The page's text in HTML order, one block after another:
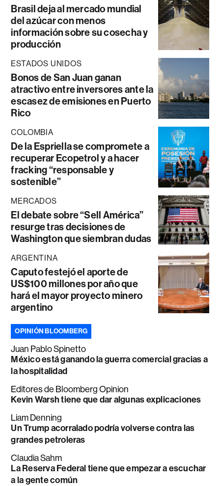
Brasil deja al mercado mundial
del azúcar con menos
información sobre su cosecha y
producción
ESTADOS UNIDOS
Bonos de San Juan ganan
atractivo entre inversores ante la
escasez de emisiones en Puerto
Rico
COLOMBIA
De la Espriella se compromete a
recuperar Ecopetrol y a hacer
fracking “responsable y
sostenible”
MERCADOS
El debate sobre “Sell América”
resurge tras decisiones de
Washington que siembran dudas
ARGENTINA
Caputo festejó el aporte de
US$100 millones por año que
hará el mayor proyecto minero
argentino
OPINIÓN BLOOMBERG
Juan Pablo Spinetto
México está ganando la guerra comercial gracias a
la hospitalidad
Editores de Bloomberg Opinion
Kevin Warsh tiene que dar algunas explicaciones
Liam Denning
Un Trump acorralado podría volverse contra las
grandes petroleras
Claudia Sahm
La Reserva Federal tiene que empezar a escuchar
a la gente común